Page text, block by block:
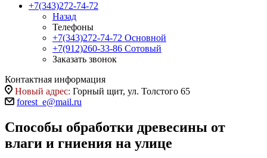
+7(343)272-74-72
Назад
Телефоны
+7(343)272-74-72 Основной
+7(912)260-33-86 Сотовый
Заказать звонок
Контактная информация
Новый адрес: Горный щит, ул. Толстого 65
forest_e@mail.ru
Способы обработки древесины от
влаги и гниения на улице